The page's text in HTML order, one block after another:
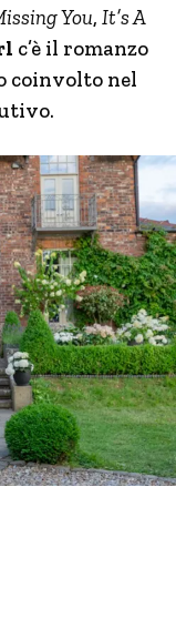
You, It’s A
c’è il romanzo
coinvolto nel